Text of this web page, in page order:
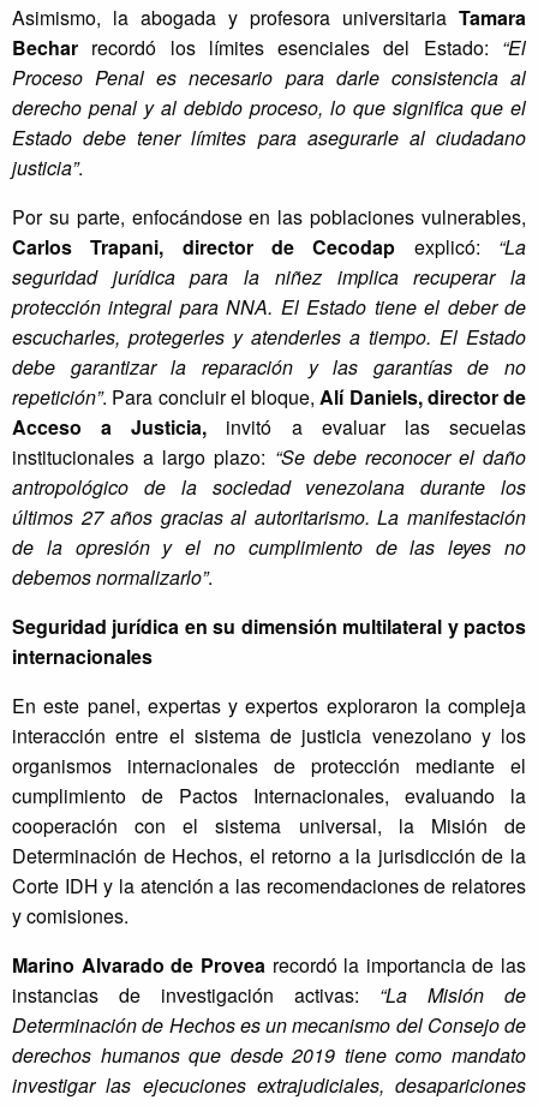
Asimismo, la abogada y profesora universitaria Tamara
Bechar recordó los límites esenciales del Estado: “El
Proceso Penal es necesario para darle consistencia al
derecho penal y al debido proceso, lo que significa que el
Estado debe tener límites para asegurarle al ciudadano
justicia”.
Por su parte, enfocándose en las poblaciones vulnerables,
Carlos Trapani, director de Cecodap explicó: “La
seguridad jurídica para la niñez implica recuperar la
protección integral para NNA. El Estado tiene el deber de
escucharles, protegerles y atenderles a tiempo. El Estado
debe garantizar la reparación y las garantías de no
repetición”. Para concluir el bloque,Alí Daniels, director de
Acceso a Justicia, invitó a evaluar las secuelas
institucionales a largo plazo: “Se debe reconocer el daño
antropológico de la sociedad venezolana durante los
últimos 27 años gracias al autoritarismo. La manifestación
de la opresión y el no cumplimiento de las leyes no
debemos normalizarlo”.
Seguridad jurídica en su dimensión multilateral y pactos
internacionales
En este panel, expertas y expertos exploraron la compleja
interacción entre el sistema de justicia venezolano y los
organismos internacionales de protección mediante el
cumplimiento de Pactos Internacionales, evaluando la
cooperación con el sistema universal, la Misión de
Determinación de Hechos, el retorno a la jurisdicción de la
Corte IDH y la atención a las recomendaciones de relatores
y comisiones.
Marino Alvarado de Provearecordó la importancia de las
instancias de investigación activas: “La Misión de
Determinación de Hechos es un mecanismo del Consejo de
derechos humanos que desde 2019 tiene como mandato
investigar las ejecuciones extrajudiciales, desapariciones